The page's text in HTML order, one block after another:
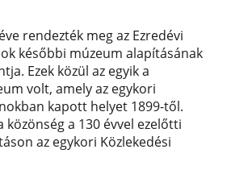
rendezték meg az Ezredévi
későbbi múzeum alapításának
Ezek közül az egyik a
volt, amely az egykori
kapott helyet 1899-től.
a 130 évvel ezelőtti
az egykori Közlekedési